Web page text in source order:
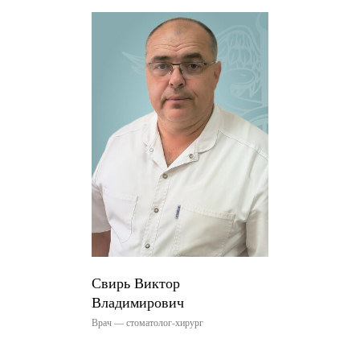
Свирь Виктор
Владимирович
Врач — стоматолог-хирург